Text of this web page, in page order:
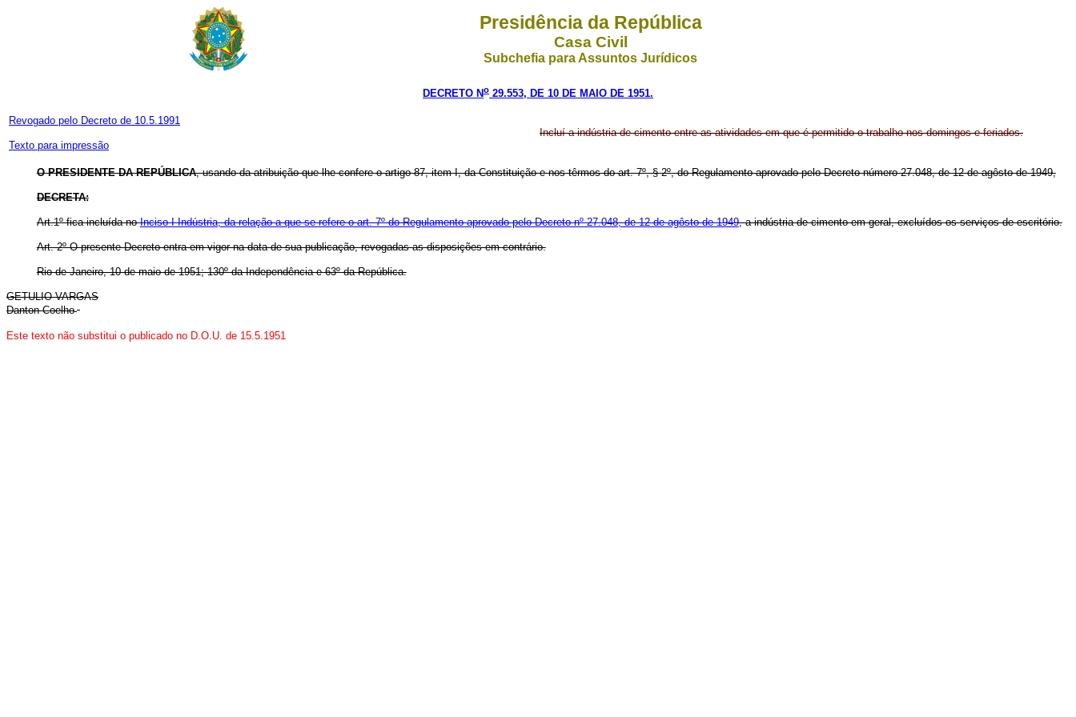
Presidência da República
Casa Civil
Subchefia para Assuntos Jurídicos
DECRETO No 29.553, DE 10 DE MAIO DE 1951.
Revogado pelo Decreto de 10.5.1991
Texto para impressão
Incluí a indústria de cimento entre as atividades em que é permitido o trabalho nos domingos e feriados.
O PRESIDENTE DA REPÚBLICA, usando da atribuição que lhe confere o artigo 87, item I, da Constituição e nos têrmos do art. 7º, § 2º, do Regulamento aprovado pelo Decreto número 27.048, de 12 de agôsto de 1949,
DECRETA:
Art.1º fica incluída noInciso I Indústria, da relação a que se refere o art. 7º do Regulamento aprovado pelo Decreto nº 27.048, de 12 de agôsto de 1949, a indústria de cimento em geral, excluídos os serviços de escritório.
Art. 2º O presente Decreto entra em vigor na data de sua publicação, revogadas as disposições em contrário.
Rio de Janeiro, 10 de maio de 1951; 130º da Independência e 63º da República.
GETULIO VARGAS
Danton Coelho
Este texto não substitui o publicado no D.O.U. de 15.5.1951